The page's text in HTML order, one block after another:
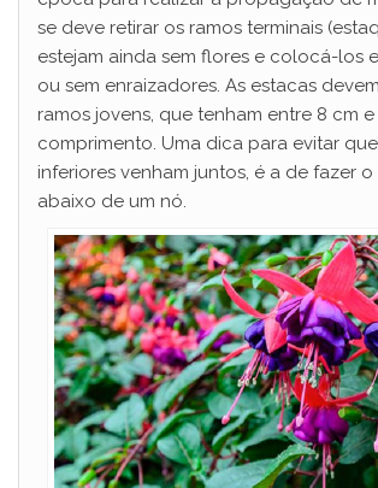
se deve retirar os ramos terminais
estejam ainda sem flores e colocá-los
ou sem enraizadores. As estacas
ramos jovens, que tenham entre 8 cm
comprimento. Uma dica para evitar
inferiores venham juntos, é a de fazer
abaixo de um nó.